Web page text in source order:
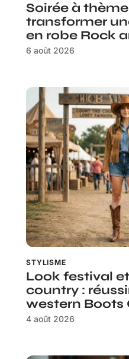
Soirée à
transformer
en robe Rock
6 août 2026
STYLISME
Look festival
country :
western Boots
4 août 2026